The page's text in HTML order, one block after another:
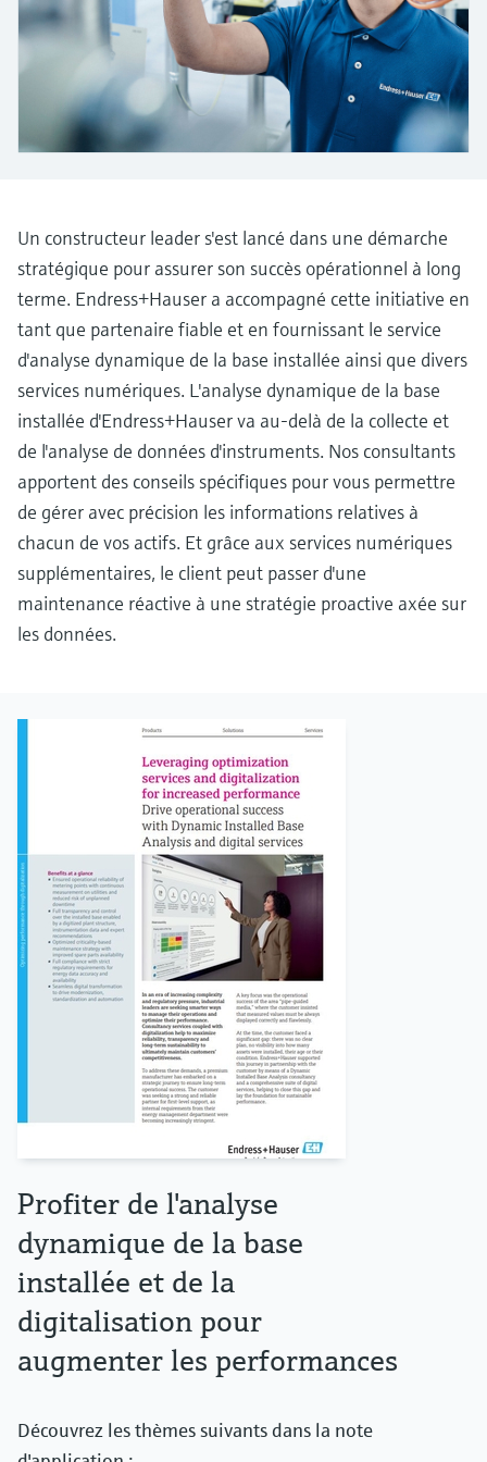
l'application
Device Viewer
Trouver des informations et de la
documentation spécifiques à un produit
accédez aux données spécifiques, vues
éclatées et notices de montage des appareils
pour un remplacement/réparation rapide.
Mesure du niveau par barrière à
micro-ondes
Mesure du niveau par la pression
Analyseurs de dureté, fer, etc.
Photomètres de process
Mesure par transmission de micro-
Voir tous
décisionnels
Un constructeur leader s'est lancé dans une démarche
stratégique pour assurer son succès opérationnel à long
terme. Endress+Hauser a accompagné cette initiative en
tant que partenaire fiable et en fournissant le service
d'analyse dynamique de la base installée ainsi que divers
services numériques. L'analyse dynamique de la base
installée d'Endress+Hauser va au-delà de la collecte et
de l'analyse de données d'instruments. Nos consultants
apportent des conseils spécifiques pour vous permettre
de gérer avec précision les informations relatives à
chacun de vos actifs. Et grâce aux services numériques
supplémentaires, le client peut passer d'une
maintenance réactive à une stratégie proactive axée sur
les données.
Profiter de l'analyse
dynamique de la base
installée et de la
digitalisation pour
augmenter les performances
Découvrez les thèmes suivants dans la note